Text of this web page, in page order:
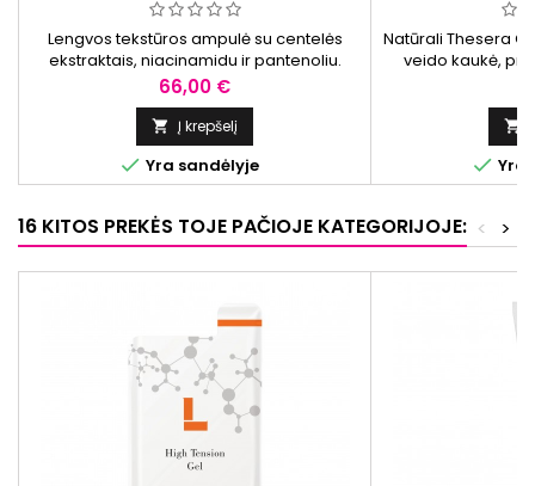
Lengvos tekstūros ampulė su centelės
ekstraktais, niacinamidu ir pantenoliu.
Padeda puoselėti odos komfortą, suteikia
gaivumo pojūtį ir palaikyti subalansuotą
odos išvaizdą.
Kaina
66,00 €
 Į krepšelį
 Yra sandėlyje
Natūrali Thesera
veido kaukė,
glotnią ir

 Yra
16 KITOS PREKĖS TOJE PAČIOJE KATEGORIJOJE: >
<